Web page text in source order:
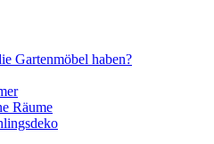
Gartenmöbel haben?
Räume